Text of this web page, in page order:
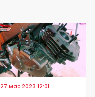
27 Mac 2023 12:01